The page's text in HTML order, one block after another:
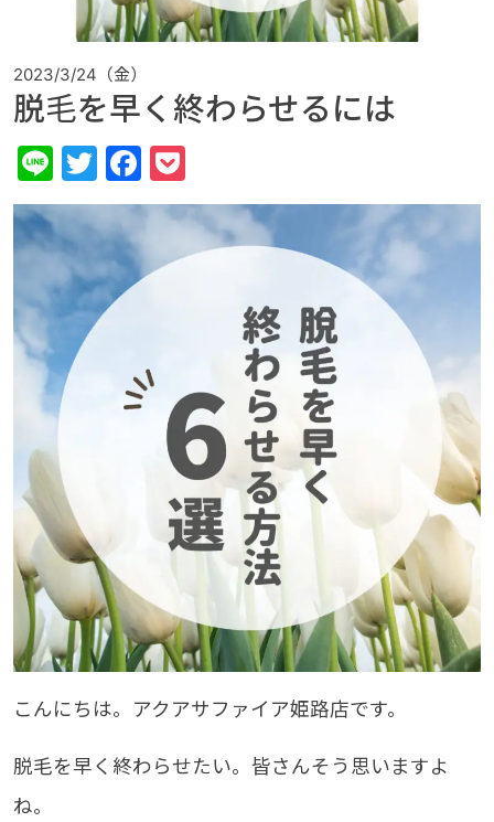
2023/3/24（金）
脱毛を早く終わらせるには
LineTwitterFacebook
こんにちは。アクアサファイア姫路店です。
脱毛を早く終わらせたい。皆さんそう思いますよ
ね。